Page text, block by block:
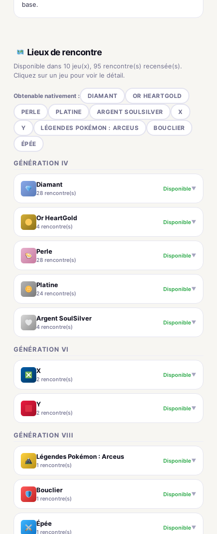
base.
Lieux de rencontre
Disponible dans 10 jeu(x), 95 rencontre(s) recensée(s).
Cliquez sur un jeu pour voir le détail.
Obtenable nativement : DIAMANT OR HEARTGOLD
PERLE PLATINE ARGENT SOULSILVER X
Y LÉGENDES POKÉMON : ARCEUS BOUCLIER
ÉPÉE
GÉNÉRATION IV
Diamant
28 rencontre(s)
Disponible▼
Or HeartGold
4 rencontre(s)
Disponible▼
Perle
28 rencontre(s)
Disponible▼
Platine
24 rencontre(s)
Disponible▼
Argent SoulSilver
4 rencontre(s)
Disponible▼
GÉNÉRATION VI
X
2 rencontre(s)
Disponible▼
Y
2 rencontre(s)
Disponible▼
GÉNÉRATION VIII
Légendes Pokémon : Arceus
1 rencontre(s)
Disponible▼
Bouclier
1 rencontre(s)
Disponible▼
Épée
1 rencontre(s)
Disponible▼